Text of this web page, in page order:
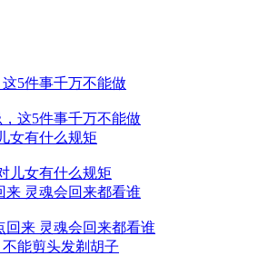
5件事千万不能做
女有什么规矩
来 灵魂会回来都看谁
能剪头发剃胡子